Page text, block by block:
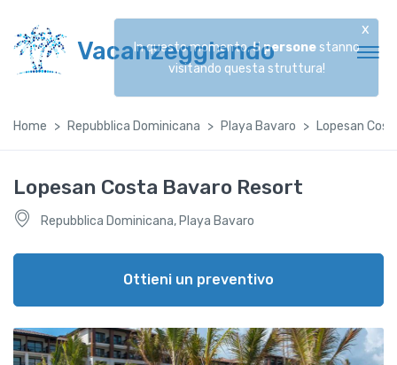
Vacanzeggiando
x
In questo momento,5personestanno
visitando questa struttura!
Home Repubblica Dominicana Playa Bavaro Lopesan
Lopesan Costa Bavaro Resort
Repubblica Dominicana, Playa Bavaro
Ottieni un preventivo